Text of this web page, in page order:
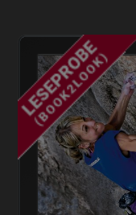
KINDER- &
VERLAG
IDEEN &